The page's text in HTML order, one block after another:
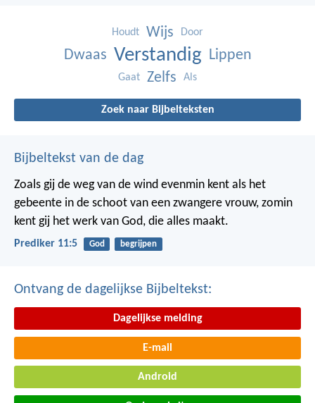
Houdt Wijs Door
Dwaas Verstandig Lippen
Gaat Zelfs Als
Zoek naar Bijbelteksten
Bijbeltekst van de dag
Zoals gij de weg van de wind evenmin kent als het
gebeente in de schoot van een zwangere vrouw, zomin
kent gij het werk van God, die alles maakt.
Prediker 11:5 God begrijpen
Ontvang de dagelijkse Bijbeltekst:
Dagelijkse melding
E-mail
Android